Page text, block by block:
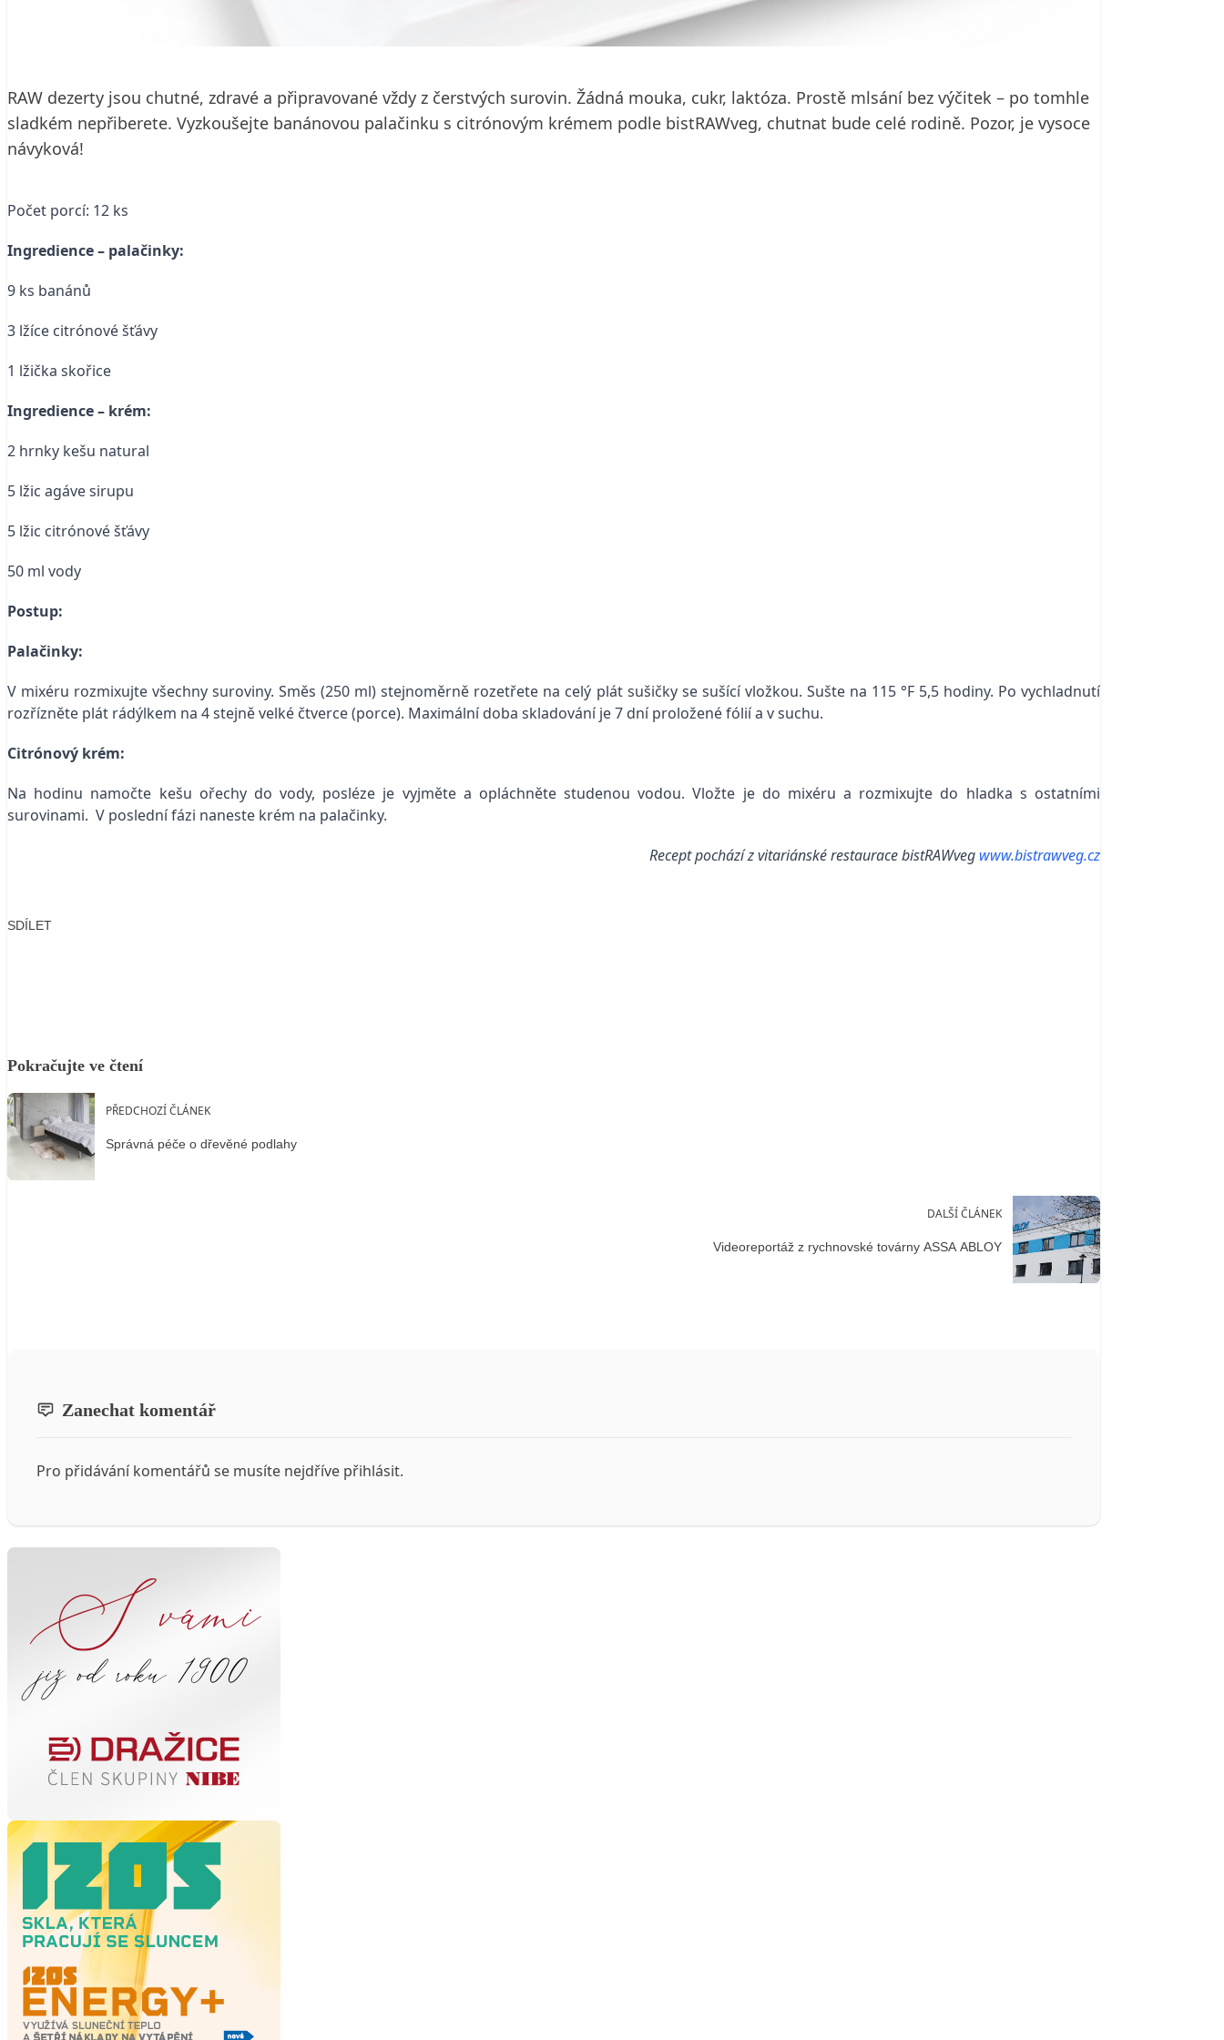
RAW dezerty jsou chutné, zdravé a připravované vždy z čerstvých surovin. Žádná mouka, cukr, laktóza. Prostě mlsání bez výčitek – po tomhle
sladkém nepřiberete. Vyzkoušejte banánovou palačinku s citrónovým krémem podle bistRAWveg, chutnat bude celé rodině. Pozor, je vysoce
návyková!
Počet porcí: 12 ks
Ingredience – palačinky:
9 ks banánů
3 lžíce citrónové šťávy
1 lžička skořice
Ingredience – krém:
2 hrnky kešu natural
5 lžic agáve sirupu
5 lžic citrónové šťávy
50 ml vody
Postup:
Palačinky:
V mixéru rozmixujte všechny suroviny. Směs (250 ml) stejnoměrně rozetřete na celý plát sušičky se sušící vložkou. Sušte na 115 °F 5,5 hodiny. Po vychladnutí
rozřízněte plát rádýlkem na 4 stejně velké čtverce (porce). Maximální doba skladování je 7 dní proložené fólií a v suchu.
Citrónový krém:
Na hodinu namočte kešu ořechy do vody, posléze je vyjměte a opláchněte studenou vodou. Vložte je do mixéru a rozmixujte do hladka s ostatními
surovinami. V poslední fázi naneste krém na palačinky.
Recept pochází z vitariánské restaurace bistRAWveg www.bistrawveg.cz
SDÍLET
Pokračujte ve čtení
PŘEDCHOZÍ ČLÁNEK
Správná péče o dřevěné podlahy
DALŠÍ ČLÁNEK
Videoreportáž z rychnovské továrny ASSA ABLOY
Zanechat komentář
Pro přidávání komentářů se musíte nejdříve přihlásit.